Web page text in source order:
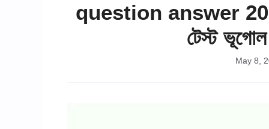
question answer 2024
টেস্ট
May 8,